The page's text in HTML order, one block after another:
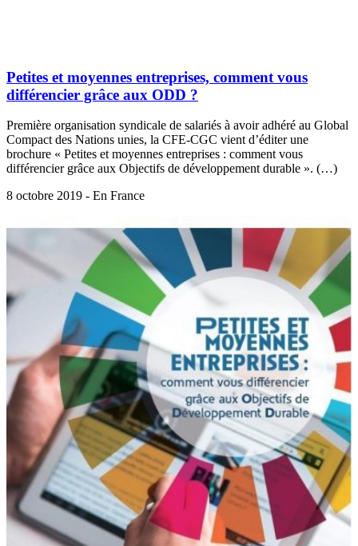
Petites et moyennes entreprises, comment vous
différencier grâce aux ODD ?
Première organisation syndicale de salariés à avoir adhéré au Global
Compact des Nations unies, la CFE-CGC vient d’éditer une
brochure « Petites et moyennes entreprises : comment vous
différencier grâce aux Objectifs de développement durable ». (…)
8 octobre 2019 - En France